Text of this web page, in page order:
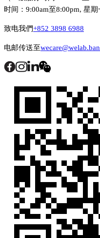
时间：9:00am至8:00pm, 星
致电我們+852 3898 6988
电邮传送至